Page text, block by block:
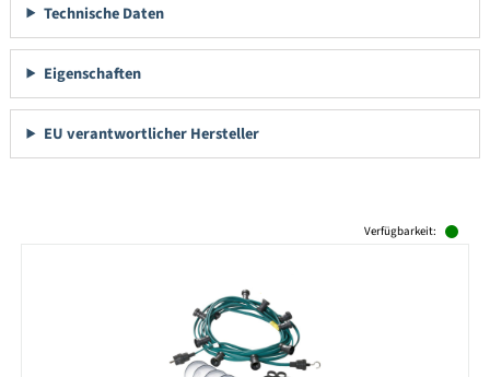
Technische Daten
Eigenschaften
EU verantwortlicher Hersteller
Verfügbarkeit: